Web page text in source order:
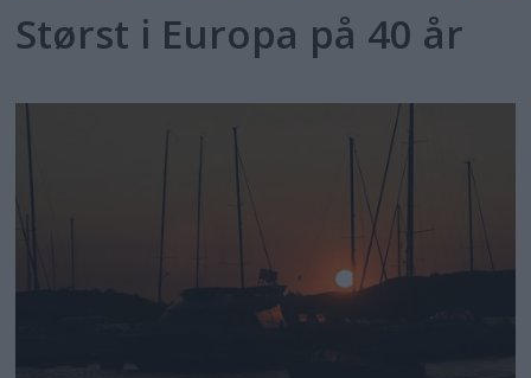
Størst i Europa på 40 år